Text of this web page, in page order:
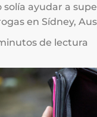
solía ayudar a
en Sídney,
la intervención
con muy
que debía
También
llenas de
de lectura